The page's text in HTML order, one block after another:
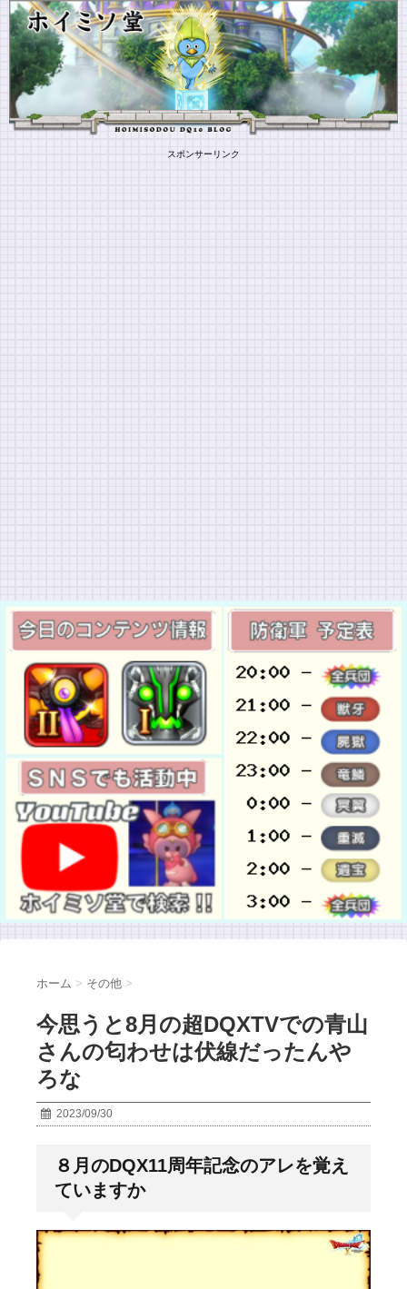
スポンサーリンク
ホーム > その他 >
今思うと8月の超DQXTVでの青山
さんの匂わせは伏線だったんや
ろな
2023/09/30
８月のDQX11周年記念のアレを覚え
ていますか